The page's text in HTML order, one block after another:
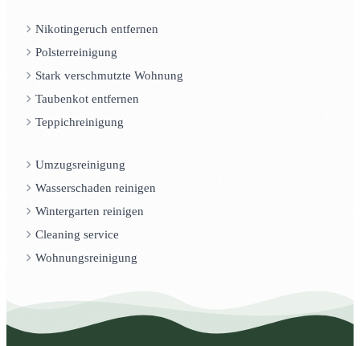
Nikotingeruch entfernen
Polsterreinigung
Stark verschmutzte Wohnung
Taubenkot entfernen
Teppichreinigung
Umzugsreinigung
Wasserschaden reinigen
Wintergarten reinigen
Cleaning service
Wohnungsreinigung